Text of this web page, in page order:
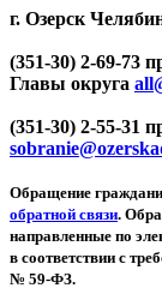
г. Озерск
(351-30) 2-69-73
Главы округа
(351-30) 2-55-31
Обращение
обратной связи.
направленные по
в соответствии с
№ 59-ФЗ.